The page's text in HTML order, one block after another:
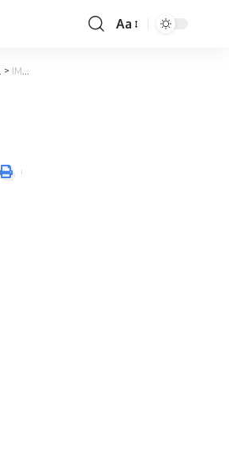
Font
Aa
> IMG-20251030-WA0041